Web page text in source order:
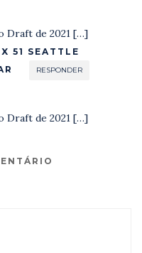
Draft de 2021 […]
51 SEATTLE
RESPONDER
Draft de 2021 […]